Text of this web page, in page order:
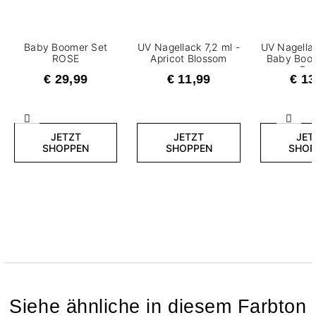
Zurück
Baby Boomer Set
ROSE
€ 29,99
JETZT
SHOPPEN
UV Nagellack 7,2 ml -
Apricot Blossom
€ 11,99
JETZT
SHOPPEN
UV
Baby
€
Siehe ähnliche in diesem Farbton